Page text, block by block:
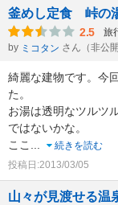
釜めし定食 峠の
2.5 旅
by ミコタン さん（非公開
綺麗な建物です。今
た。
お湯は透明なツルツ
ではないかな。
ここ ...
続きを読む
投稿日:2013/03/05
山々が見渡せる温